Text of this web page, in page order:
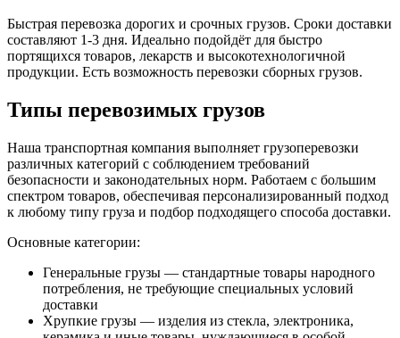
Быстрая перевозка дорогих и срочных грузов. Сроки доставки
составляют 1-3 дня. Идеально подойдёт для быстро
портящихся товаров, лекарств и высокотехнологичной
продукции. Есть возможность перевозки сборных грузов.
Типы перевозимых грузов
Наша транспортная компания выполняет грузоперевозки
различных категорий с соблюдением требований
безопасности и законодательных норм. Работаем с большим
спектром товаров, обеспечивая персонализированный подход
к любому типу груза и подбор подходящего способа доставки.
Основные категории:
Генеральные грузы — стандартные товары народного
потребления, не требующие специальных условий
доставки
Хрупкие грузы — изделия из стекла, электроника,